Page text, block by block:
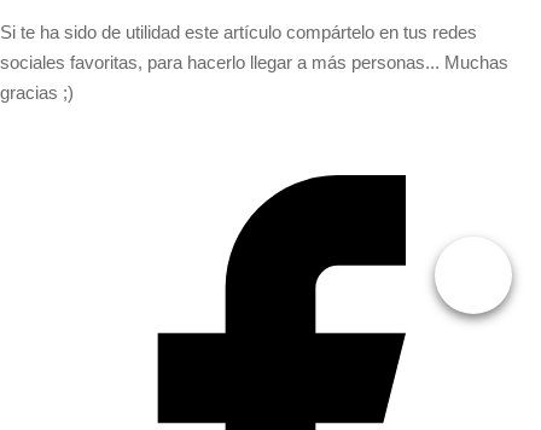
Si te ha sido de utilidad este artículo compártelo en tus redes
sociales favoritas, para hacerlo llegar a más personas... Muchas
gracias ;)